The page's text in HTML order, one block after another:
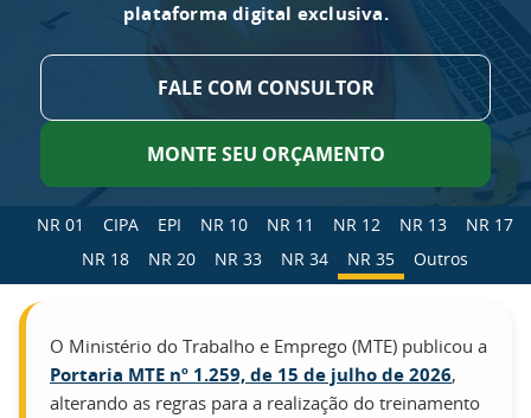
plataforma digital exclusiva.
FALE COM CONSULTOR
MONTE SEU ORÇAMENTO
NR 01 CIPA EPI NR 10 NR 11 NR 12 NR 13
NR 17
NR 18
NR 20 NR 33 NR 34 NR 35 Outros
O Ministério do Trabalho e Emprego (MTE) publicou a
Portaria MTE nº 1.259, de 15 de julho de 2026,
alterando as regras para a realização do treinamento